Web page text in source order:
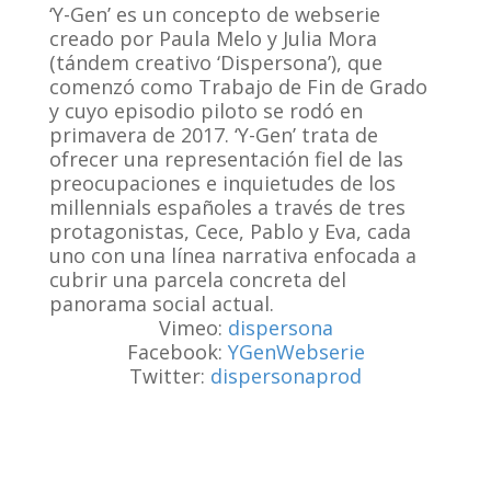
‘Y-Gen’ es un concepto de webserie
creado por Paula Melo y Julia Mora
(tándem creativo ‘Dispersona’), que
comenzó como Trabajo de Fin de Grado
y cuyo episodio piloto se rodó en
primavera de 2017. ‘Y-Gen’ trata de
ofrecer una representación fiel de las
preocupaciones e inquietudes de los
millennials españoles a través de tres
protagonistas, Cece, Pablo y Eva, cada
uno con una línea narrativa enfocada a
cubrir una parcela concreta del
panorama social actual.
Vimeo: dispersona
Facebook: YGenWebserie
Twitter: dispersonaprod